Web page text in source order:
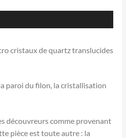
cristaux de quartz translucides
paroi du filon, la cristallisation
découvreurs comme provenant
pièce est toute autre : la